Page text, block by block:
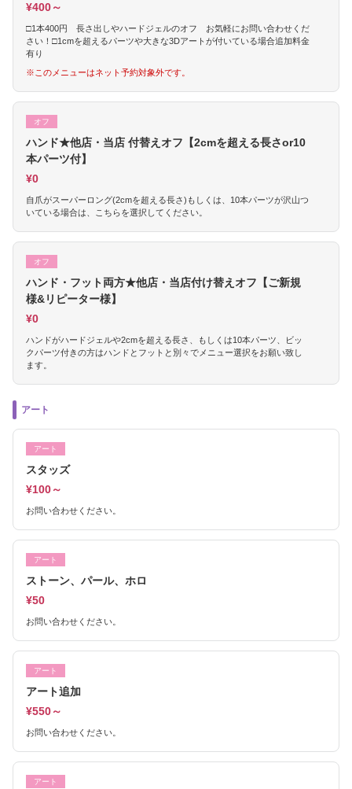
¥400～
□1本400円 長さ出しやハードジェルのオフ お気軽にお問い合わせくだ
さい！□1cmを超えるパーツや大きな3Dアートが付いている場合追加料金
有り
※このメニューはネット予約対象外です。
オフ
ハンド★他店・当店 付替えオフ【2cmを超える長さor10
本パーツ付】
¥0
自爪がスーパーロング(2cmを超える長さ)もしくは、10本パーツが沢山つ
いている場合は、こちらを選択してください。
オフ
ハンド・フット両方★他店・当店付け替えオフ【ご新規
様&リピーター様】
¥0
ハンドがハードジェルや2cmを超える長さ、もしくは10本パーツ、ビッ
クパーツ付きの方はハンドとフットと別々でメニュー選択をお願い致し
ます。
アート
アート
スタッズ
¥100～
お問い合わせください。
アート
ストーン、パール、ホロ
¥50
お問い合わせください。
アート
アート追加
¥550～
お問い合わせください。
アート